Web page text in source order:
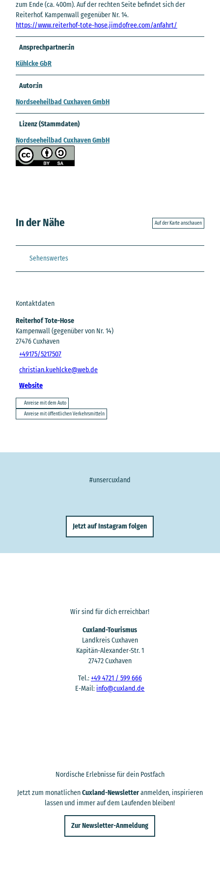
zum Ende (ca. 400m). Auf der rechten Seite befindet sich der
Reiterhof. Kampenwall gegenüber Nr. 14.
https://www.reiterhof-tote-hose.jimdofree.com/anfahrt/
Ansprechpartner:in
Kühlcke GbR
Autor:in
Nordseeheilbad Cuxhaven GmbH
Lizenz (Stammdaten)
Nordseeheilbad Cuxhaven GmbH
In der Nähe Auf der Karte anschauen
Sehenswertes
Kontaktdaten
Reiterhof Tote-Hose
Kampenwall (gegenüber von Nr. 14)
27476Cuxhaven
+49175/5217507
christian.kuehlcke@web.de
Website
Anreise mit dem Auto
Anreise mit öffentlichen Verkehrsmitteln
#unsercuxland
Jetzt auf Instagram folgen
Wir sind für dich erreichbar!
Cuxland-Tourismus
Landkreis Cuxhaven
Kapitän-Alexander-Str. 1
27472 Cuxhaven
Tel.:+49 4721 / 599 666
E-Mail: info@cuxland.de
Nordische Erlebnisse für dein Postfach
Jetzt zum monatlichenCuxland-Newsletteranmelden, inspirieren
lassen und immer auf dem Laufenden bleiben!
Zur Newsletter-Anmeldung